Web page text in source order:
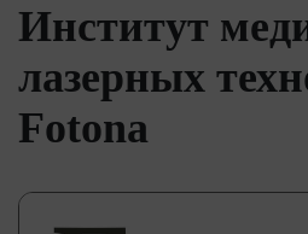
Институт
лазерных
Fotona